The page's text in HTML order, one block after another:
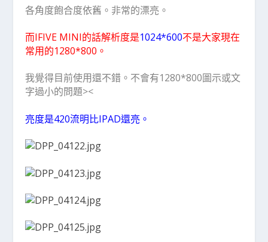
各角度飽合度依舊。非常的漂亮。
而IFIVE MINI的話解析度是1024*600不是大家現在
常用的1280*800。
我覺得目前使用還不錯。不會有1280*800圖示或文
字過小的問題><
亮度是420流明比IPAD還亮。